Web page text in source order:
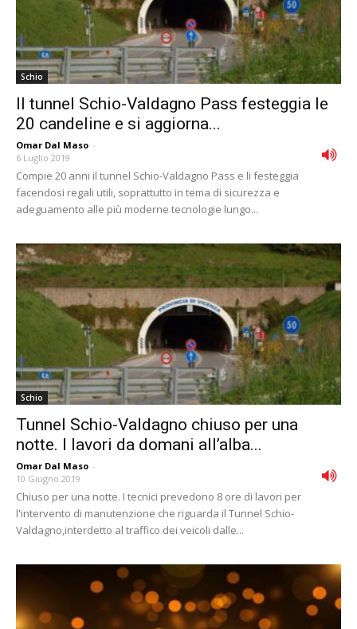
Schio
Il tunnel Schio-Valdagno Pass festeggia le
20 candeline e si aggiorna...
Omar Dal Maso -
6 Luglio 2019
Compie 20 anni il tunnel Schio-Valdagno Pass e li festeggia
facendosi regali utili, soprattutto in tema di sicurezza e
adeguamento alle più moderne tecnologie lungo...
Schio
Tunnel Schio-Valdagno chiuso per una
notte. I lavori da domani all’alba...
Omar Dal Maso -
10 Giugno 2019
Chiuso per una notte. I tecnici prevedono 8 ore di lavori per
l'intervento di manutenzione che riguarda il Tunnel Schio-
Valdagno,interdetto al traffico dei veicoli dalle...